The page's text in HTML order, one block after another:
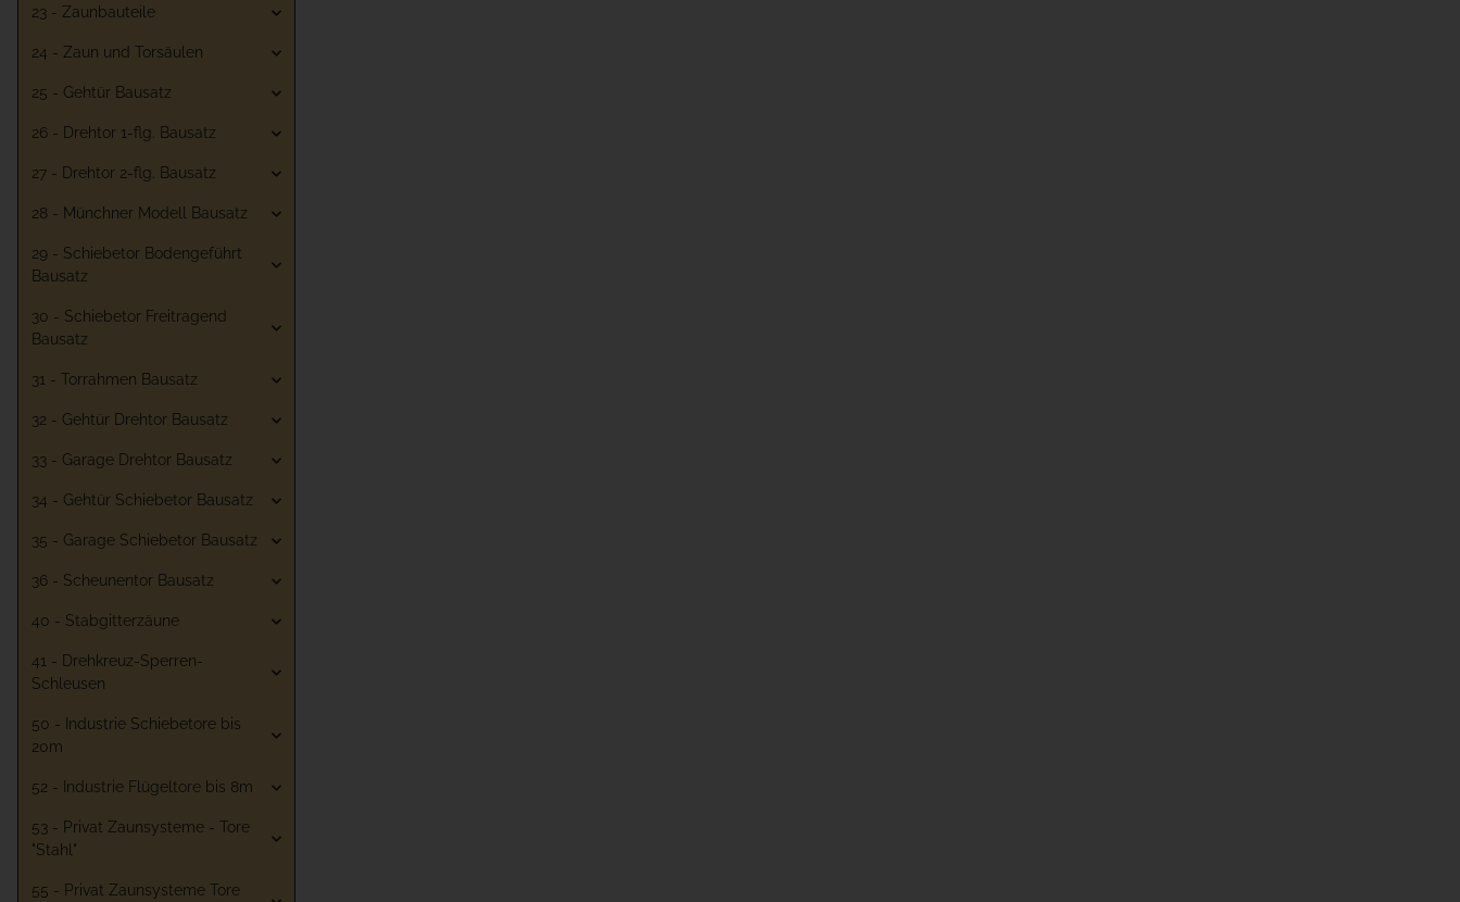
23 - Zaunbauteile
24 - Zaun und Torsäulen
25 - Gehtür Bausatz
26 - Drehtor 1-flg. Bausatz
27 - Drehtor 2-flg. Bausatz
28 - Münchner Modell Bausatz
29 - Schiebetor Bodengeführt
Bausatz
30 - Schiebetor Freitragend
Bausatz
31 - Torrahmen Bausatz
32 - Gehtür Drehtor Bausatz
33 - Garage Drehtor Bausatz
34 - Gehtür Schiebetor Bausatz
35 - Garage Schiebetor Bausatz
36 - Scheunentor Bausatz
40 - Stabgitterzäune
41 - Drehkreuz-Sperren-
Schleusen
50 - Industrie Schiebetore bis
20m
52 - Industrie Flügeltore bis 8m
53 - Privat Zaunsysteme - Tore
"Stahl"
55 - Privat Zaunsysteme Tore